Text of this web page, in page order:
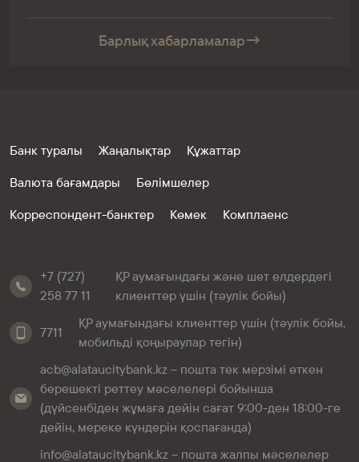
Барлық хабарламалар→
Банк туралы Жаңалықтар
Құжаттар
Валюта бағамдары
Бөлімшелер
Корреспондент-банктер
Көмек Комплаенс
+7 (727)
258 77 11
ҚР аумағындағы және шет елдердегі
клиенттер үшін (тәулік бойы)
7711
ҚР аумағындағы клиенттер үшін (тәулік бойы,
мобильді қоңыраулар тегін)
acb@alataucitybank.kz – пошта тек мерзімі өткен
берешекті реттеу мәселелері бойынша
(дүйсенбіден жұмаға дейін сағат 9:00-ден 18:00-ге
дейін, мереке күндерін қоспағанда)
info@alataucitybank.kz – пошта жалпы мәселелер